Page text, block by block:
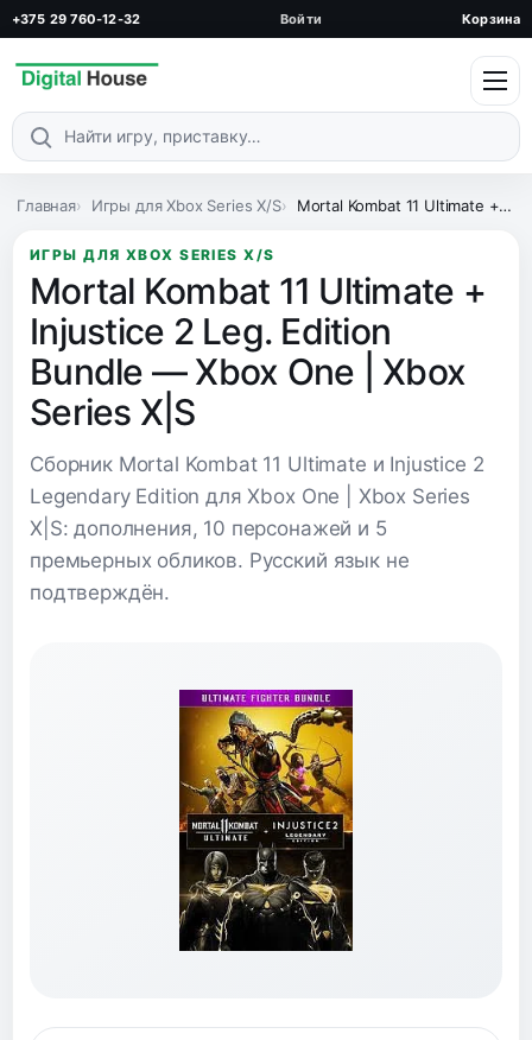
+375 29 760-12-32 Войти Корзина
Поиск по каталогу
Главная Игры для Xbox Series X/S Mortal Kombat 11 Ultimate + Injustice 2 Leg. Edition Bundle — Xbox One | Xbox Series X|S
ИГРЫ ДЛЯ XBOX SERIES X/S
Mortal Kombat 11 Ultimate +
Injustice 2 Leg. Edition
Bundle — Xbox One | Xbox
Series X|S
Сборник Mortal Kombat 11 Ultimate и Injustice 2
Legendary Edition для Xbox One | Xbox Series
X|S: дополнения, 10 персонажей и 5
премьерных обликов. Русский язык не
подтверждён.